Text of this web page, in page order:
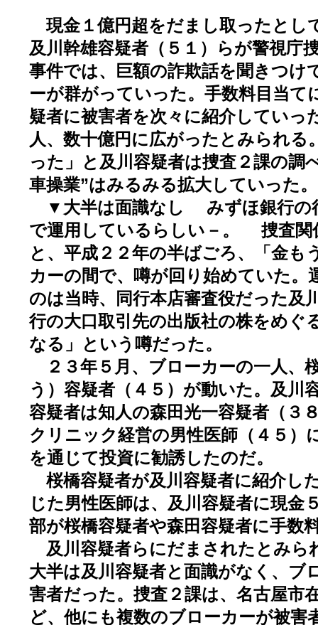
現金１億円超をだまし取ったとし
及川幹雄容疑者（５１）らが警視庁
事件では、巨額の詐欺話を聞きつけ
ーが群がっていった。手数料目当て
疑者に被害者を次々に紹介していっ
人、数十億円に広がったとみられる
った」と及川容疑者は捜査２課の調
車操業”はみるみる拡大していった。
▼大半は面識なし みずほ銀行の
で運用しているらしい－。 捜査関
と、平成２２年の半ばごろ、「金も
カーの間で、噂が回り始めていた。
のは当時、同行本店審査役だった及
行の大口取引先の出版社の株をめぐ
なる」という噂だった。
２３年５月、ブローカーの一人、
う）容疑者（４５）が動いた。及川
容疑者は知人の森田光一容疑者（３
クリニック経営の男性医師（４５）
を通じて投資に勧誘したのだ。
桜橋容疑者が及川容疑者に紹介し
じた男性医師は、及川容疑者に現金
部が桜橋容疑者や森田容疑者に手数
及川容疑者らにだまされたとみら
大半は及川容疑者と面識がなく、ブ
害者だった。捜査２課は、名古屋市
ど、他にも複数のブローカーが被害